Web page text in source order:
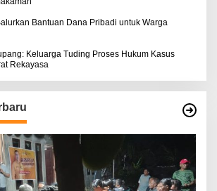
Bantuan Dana Pribadi untuk Warga
Keluarga Tuding Proses Hukum Kasus
Rekayasa